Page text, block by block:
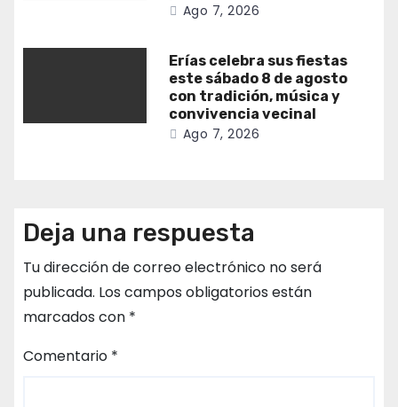
Ago 7, 2026
Erías celebra sus fiestas
este sábado 8 de agosto
con tradición, música y
convivencia vecinal
Ago 7, 2026
Deja una respuesta
Tu dirección de correo electrónico no será
publicada. Los campos obligatorios están
marcados con *
Comentario *